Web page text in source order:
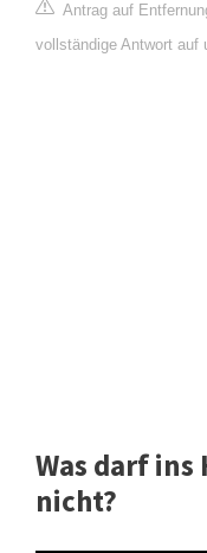
Antrag auf
vollständige Antwort auf
Was darf ins
nicht?